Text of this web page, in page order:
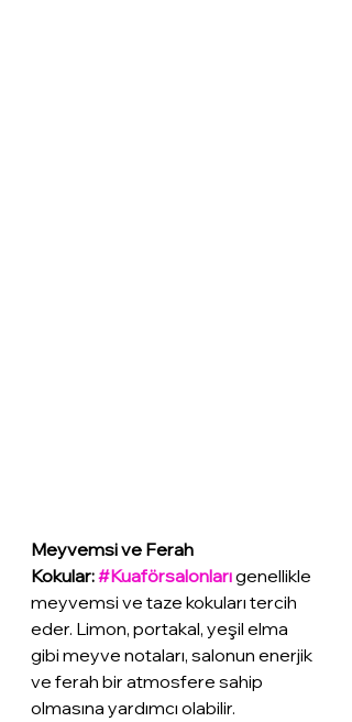
Meyvemsi ve Ferah
Kokular: #Kuaförsalonları genellikle
meyvemsi ve taze kokuları tercih
eder. Limon, portakal, yeşil elma
gibi meyve notaları, salonun enerjik
ve ferah bir atmosfere sahip
olmasına yardımcı olabilir.